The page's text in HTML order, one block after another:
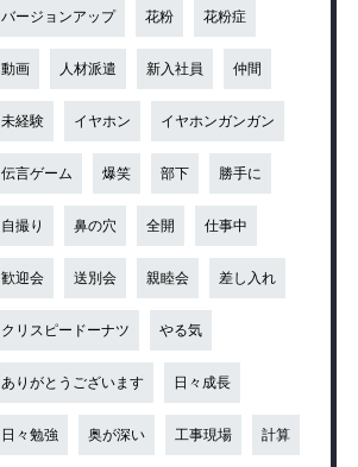
バージョンアップ 花粉 花粉症
動画 人材派遣 新入社員 仲間
未経験 イヤホン イヤホンガンガン
伝言ゲーム 爆笑 部下 勝手に
自撮り 鼻の穴 全開 仕事中
歓迎会 送別会 親睦会 差し入れ
クリスピードーナツ やる気
ありがとうございます 日々成長
日々勉強 奥が深い 工事現場 計算